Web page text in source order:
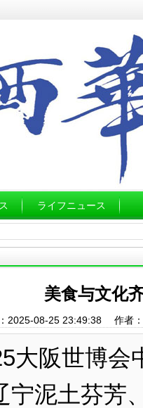
ライフニュース
美食与文化
2025-08-25 23:49:38 作者
大阪世博会
宁泥土芬芳